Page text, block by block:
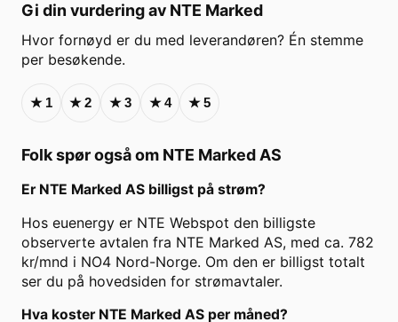
Gi din vurdering av NTE Marked
Hvor fornøyd er du med leverandøren? Én stemme
per besøkende.
★ 1 ★2 ★3 ★4 ★5
Folk spør også om NTE Marked AS
Er NTE Marked AS billigst på strøm?
Hos euenergy er NTE Webspot den billigste
observerte avtalen fra NTE Marked AS, med ca. 782
kr/mnd i NO4 Nord-Norge. Om den er billigst totalt
ser du på hovedsiden for strømavtaler.
Hva koster NTE Marked AS per måned?